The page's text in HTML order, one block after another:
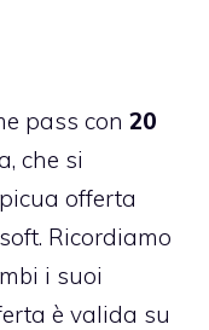
pass con 20
che si
offerta
Ricordiamo
i suoi
è valida su